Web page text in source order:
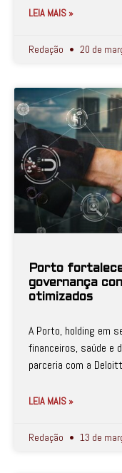
LEIA MAIS »
Redação 20 de
Porto
governança
otimizados
A Porto, holding em
financeiros, saúde e
parceria com a
LEIA MAIS »
Redação 13 de